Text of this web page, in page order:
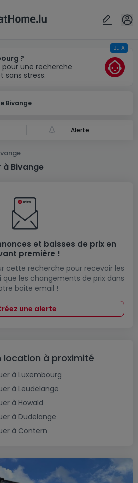
?
une recherche
sans stress.
BÊTA
Bivange
Alerte
à Bivange
et baisses de prix en
première !
cette recherche pour recevoir les
que les changements de prix dans
boite email !
une alerte
location à proximité
à Luxembourg
à Leudelange
à Howald
à Dudelange
à Contern
Localité(s) OK